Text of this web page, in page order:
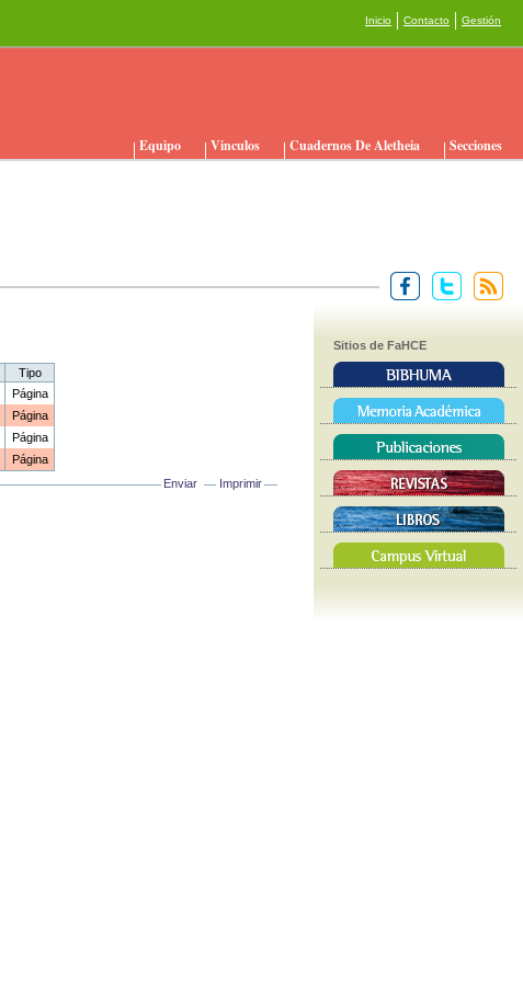
Inicio Contacto Gestión
Equipo Vinculos Cuadernos De Aletheia Secciones
Tipo
Página
Página
Página
Página
Enviar Imprimir
Sitios de FaHCE